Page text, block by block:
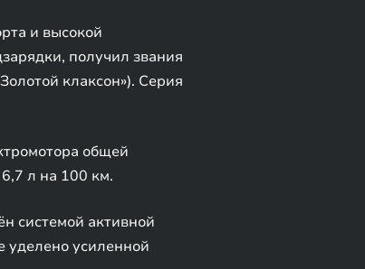
и высокой
получил звания
клаксон»). Серия
общей
л на 100 км.
системой активной
уделено усиленной